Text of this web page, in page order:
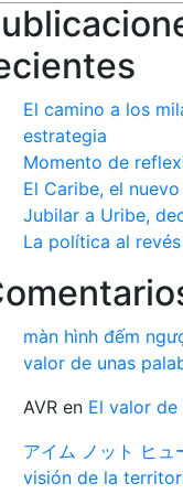
El camino a los
estrategia
Momento de
El Caribe, el
Jubilar a Uribe,
La política al revés
màn hình đếm
valor de unas
AVR en El valor de
アイム ノット ヒュ
visión de la